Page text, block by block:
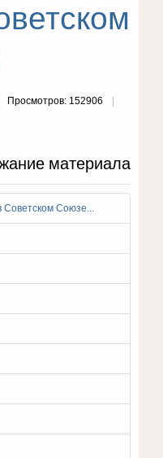
Просмотров: 152906
материала
Советском Союзе...